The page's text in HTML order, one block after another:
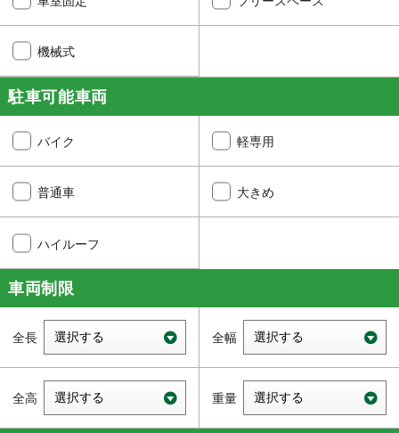
機械式
駐車可能車両
バイク 軽専用
普通車 大きめ
ハイルーフ
車両制限